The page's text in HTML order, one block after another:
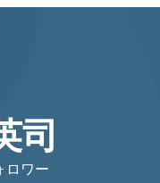
司
ロワー